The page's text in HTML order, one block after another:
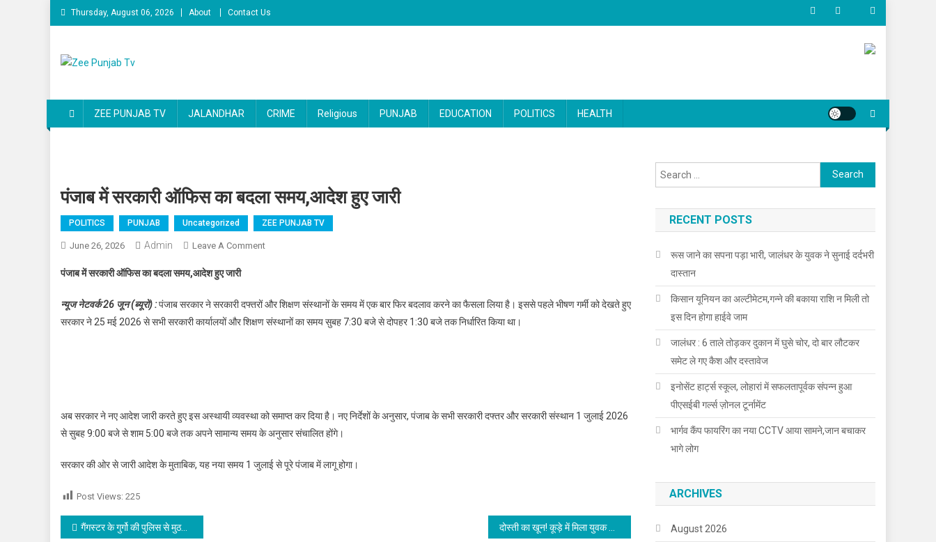
Skip to content
Thursday, August 06, 2026 About Contact Us
ZEE PUNJAB TV JALANDHAR CRIME Religious PUNJAB EDUCATION POLITICS HEALTH
पंजाब में सरकारी ऑफिस का बदला समय,आदेश हुए जारी
POLITICS PUNJAB Uncategorized ZEE PUNJAB TV
June 26, 2026 Admin Leave A Comment
पंजाब में सरकारी ऑफिस का बदला समय,आदेश हुए जारी
न्यूज नेटवर्क 26 जून (ब्यूरो) :पंजाब सरकार ने सरकारी दफ्तरों और शिक्षण संस्थानों के समय में एक बार फिर बदलाव करने का फैसला लिया है। इससे पहले भीषण गर्मी को देखते हुए
सरकार ने 25 मई 2026 से सभी सरकारी कार्यालयों और शिक्षण संस्थानों का समय सुबह 7:30 बजे से दोपहर 1:30 बजे तक निर्धारित किया था।
अब सरकार ने नए आदेश जारी करते हुए इस अस्थायी व्यवस्था को समाप्त कर दिया है। नए निर्देशों के अनुसार, पंजाब के सभी सरकारी दफ्तर और सरकारी संस्थान 1 जुलाई 2026
से सुबह 9:00 बजे से शाम 5:00 बजे तक अपने सामान्य समय के अनुसार संचालित होंगे।
सरकार की ओर से जारी आदेश के मुताबिक, यह नया समय 1 जुलाई से पूरे पंजाब में लागू होगा।
Post Views: 225
Post navigation
गैंगस्टर के गुर्गो की पुलिस से मुठभेड़,क्रॉस फायरिंग दौरान दो काबू
Search for:
RECENT POSTS
रूस जाने का सपना पड़ा भारी, जालंधर के युवक ने सुनाई दर्दभरी
दास्तान
किसान यूनियन का अल्टीमेटम,गन्ने की बकाया राशि न मिली तो
इस दिन होगा हाईवे जाम
जालंधर : 6 ताले तोड़कर दुकान में घुसे चोर, दो बार लौटकर
समेट ले गए कैश और दस्तावेज
इनोसेंट हार्ट्स स्कूल, लोहारां में सफलतापूर्वक संपन्न हुआ
पीएसईबी गर्ल्स ज़ोनल टूर्नामेंट
भार्गव कैंप फायरिंग का नया CCTV आया सामने,जान बचाकर
भागे लोग
ARCHIVES
August 2026